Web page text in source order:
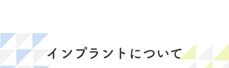
インプラントについて